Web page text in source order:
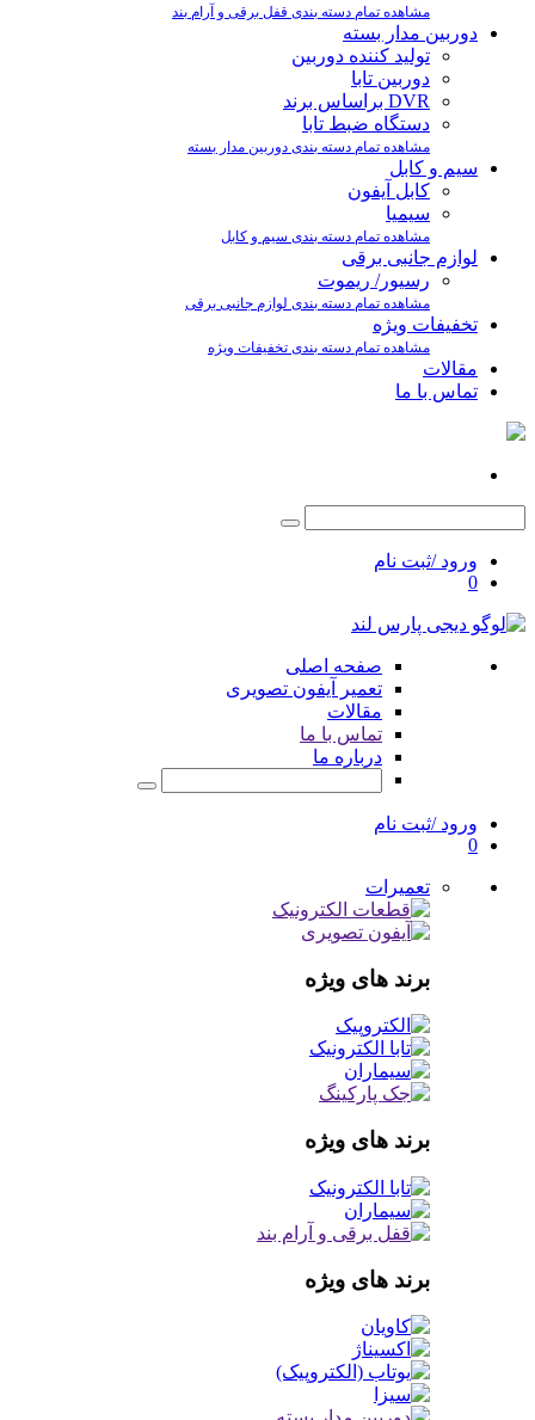
مشاهده تمام دسته بندی قفل برقی و آرام بند
دوربین مدار بسته
تولید کننده دوربین
دوربین تابا
DVR براساس برند
دستگاه ضبط تابا
مشاهده تمام دسته بندی دوربین مدار بسته
سیم و کابل
کابل آیفون
سیمیا
مشاهده تمام دسته بندی سیم و کابل
لوازم جانبی برقی
رسیور/ ریموت
مشاهده تمام دسته بندی لوازم جانبی برقی
تخفیفات ویژه
مشاهده تمام دسته بندی تخفیفات ویژه
مقالات
تماس با ما
ورود /ثبت نام
0
صفحه اصلی
تعمیر آیفون تصویری
مقالات
تماس با ما
درباره ما
ورود /ثبت نام
0
تعمیرات
برند های ویژه
برند های ویژه
برند های ویژه